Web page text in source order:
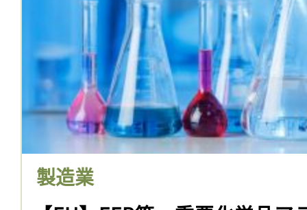
製造業